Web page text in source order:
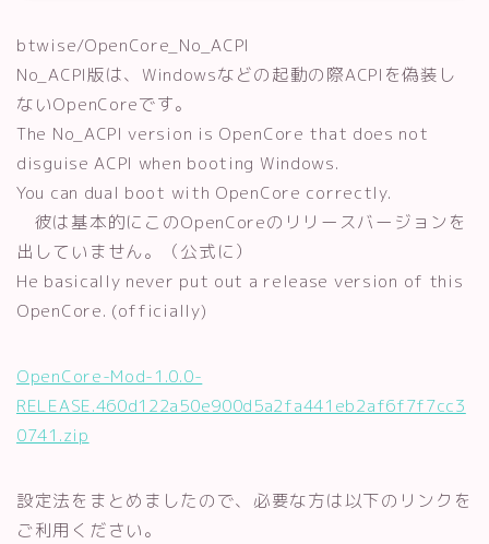
btwise/OpenCore_No_ACPI
No_ACPI版は、Windowsなどの起動の際ACPIを偽装し
ないOpenCoreです。
The No_ACPI version is OpenCore that does not
disguise ACPI when booting Windows.
You can dual boot with OpenCore correctly.
彼は基本的にこのOpenCoreのリリースバージョンを
出していません。（公式に）
He basically never put out a release version of this
OpenCore. (officially)
OpenCore-Mod-1.0.0-
RELEASE.460d122a50e900d5a2fa441eb2af6f7f7cc3
0741.zip
設定法をまとめましたので、必要な方は以下のリンクを
ご利用ください。